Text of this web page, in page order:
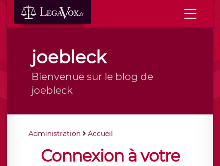
joebleck
Bienvenue sur le blog de
joebleck
Administration Accueil
Connexion à votre